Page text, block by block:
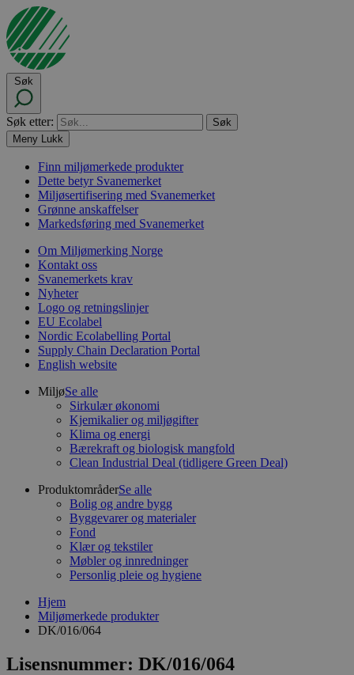
Søk
Søk etter:
Meny Lukk
Finn miljømerkede produkter
Dette betyr Svanemerket
Miljøsertifisering med Svanemerket
Grønne anskaffelser
Markedsføring med Svanemerket
Om Miljømerking Norge
Kontakt oss
Svanemerkets krav
Nyheter
Logo og retningslinjer
EU Ecolabel
Nordic Ecolabelling Portal
Supply Chain Declaration Portal
English website
MiljøSe alle
Sirkulær økonomi
Kjemikalier og miljøgifter
Klima og energi
Bærekraft og biologisk mangfold
Clean Industrial Deal (tidligere Green Deal)
ProduktområderSe alle
Bolig og andre bygg
Byggevarer og materialer
Fond
Klær og tekstiler
Møbler og innredninger
Personlig pleie og hygiene
Hjem
Miljømerkede produkter
DK/016/064
Lisensnummer: DK/016/064